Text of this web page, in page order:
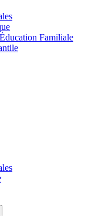
Familiale